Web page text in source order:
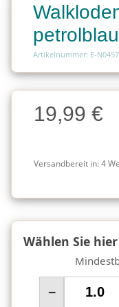
petrolblau
Artikelnummer: E-
Charge
Charge19,99 €
Versandbereit in:4
Wählen Sie
−